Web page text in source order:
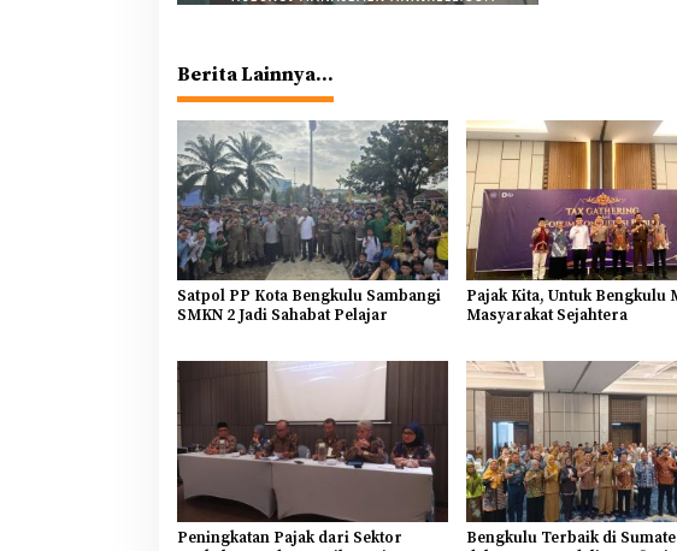
Berita Lainnya...
Satpol PP Kota Bengkulu Sambangi
SMKN 2 Jadi Sahabat Pelajar
Pajak Kita, Untuk Bengkulu
Masyarakat Sejahtera
Peningkatan Pajak dari Sektor
Bengkulu Terbaik di